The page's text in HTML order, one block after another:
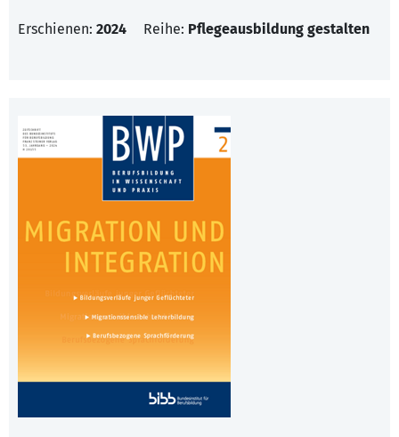
Erschienen: 2024 Reihe: Pflegeausbildung gestalten